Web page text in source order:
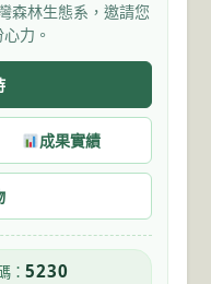
森林生態系，邀請您
力。
成果實績
： 5230